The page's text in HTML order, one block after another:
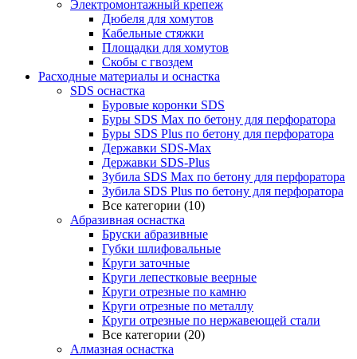
Электромонтажный крепеж
Дюбеля для хомутов
Кабельные стяжки
Площадки для хомутов
Скобы с гвоздем
Расходные материалы и оснастка
SDS оснастка
Буровые коронки SDS
Буры SDS Max по бетону для перфоратора
Буры SDS Plus по бетону для перфоратора
Державки SDS-Max
Державки SDS-Plus
Зубила SDS Mах по бетону для перфоратора
Зубила SDS Plus по бетону для перфоратора
Все категории (10)
Абразивная оснастка
Бруски абразивные
Губки шлифовальные
Круги заточные
Круги лепестковые веерные
Круги отрезные по камню
Круги отрезные по металлу
Круги отрезные по нержавеющей стали
Все категории (20)
Алмазная оснастка